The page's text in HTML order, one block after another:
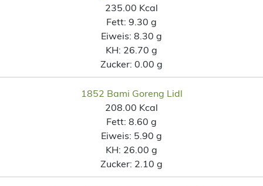
235.00 Kcal
Fett: 9.30 g
Eiweis: 8.30 g
KH: 26.70 g
Zucker: 0.00 g
1852 Bami Goreng Lidl
208.00 Kcal
Fett: 8.60 g
Eiweis: 5.90 g
KH: 26.00 g
Zucker: 2.10 g